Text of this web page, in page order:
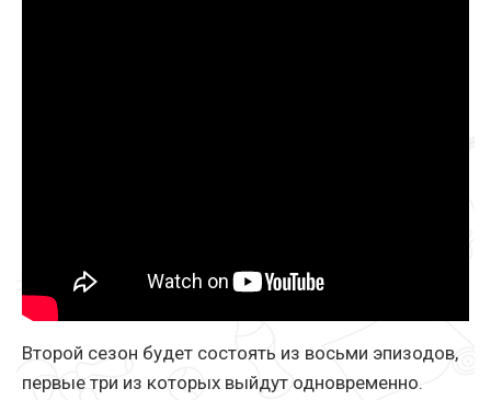
Второй сезон будет состоять из восьми эпизодов,
первые три из которых выйдут одновременно.